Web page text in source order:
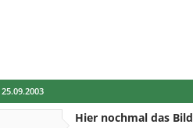
25.09.2003
Hier nochmal das Bild